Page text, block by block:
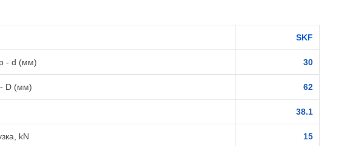
SKF
- d (мм) 30
D (мм) 62
38.1
kN 15